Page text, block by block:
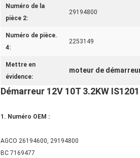
Numéro de la
pièce 2:
29194800
Numéro de pièce.
4:
2253149
Mettre en
évidence:
moteur de
Démarreur 12V 10T 3.2KW
1. Numéro OEM :
AGCO 26194600, 29194800
BС 7169477